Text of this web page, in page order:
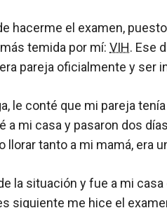
hacerme el examen,
temida por mí: VIH. Ese
pareja oficialmente y ser
le conté que mi pareja tenía
a mi casa y pasaron dos
llorar tanto a mi mamá, era
la situación y fue a mi
siguiente me hice el